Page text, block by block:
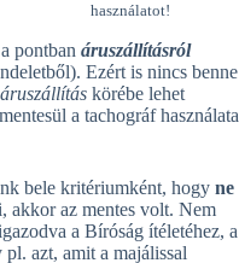
használatot!
pontban áruszállításról
Ezért is nincs benne
áruszállítás körébe lehet
a tachográf használata
bele kritériumként, hogy ne
akkor az mentes volt. Nem
a Bíróság ítéletéhez, a
pl. azt, amit a majálissal